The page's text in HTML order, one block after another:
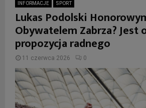
INFORMACJE SPORT
Lukas Podolski
Obywatelem Zabrza? Jest
propozycja radnego
11 czerwca 2026 0